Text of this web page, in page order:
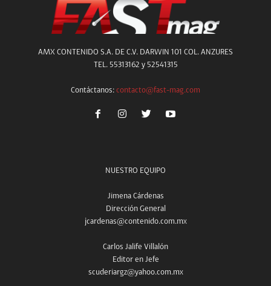
AMX CONTENIDO S.A. DE C.V. DARWIN 101 COL. ANZURES
TEL. 55313162 y 52541315
Contáctanos: contacto@fast-mag.com
NUESTRO EQUIPO
Jimena Cárdenas
Dirección General
jcardenas@contenido.com.mx
Carlos Jalife Villalón
Editor en Jefe
scuderiargz@yahoo.com.mx